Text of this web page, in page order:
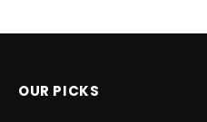
OUR PICKS